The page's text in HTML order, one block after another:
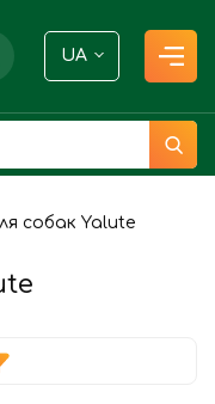
UA
собак Yalute